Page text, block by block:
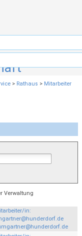
> Rathaus > Mitarbeiter
Verwaltung